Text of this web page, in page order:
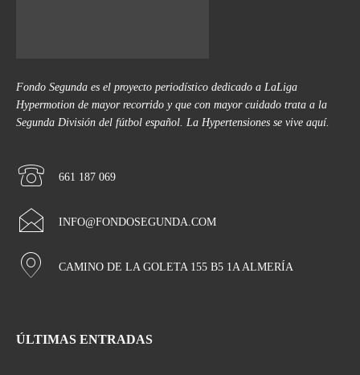
Fondo Segunda es el proyecto periodístico dedicado a LaLiga
Hypermotion de mayor recorrido y que con mayor cuidado trata a la
Segunda División del fútbol español. La Hypertensiones se vive aquí.
661 187 069
INFO@FONDOSEGUNDA.COM
CAMINO DE LA GOLETA 155 B5 1A ALMERÍA
ÚLTIMAS ENTRADAS